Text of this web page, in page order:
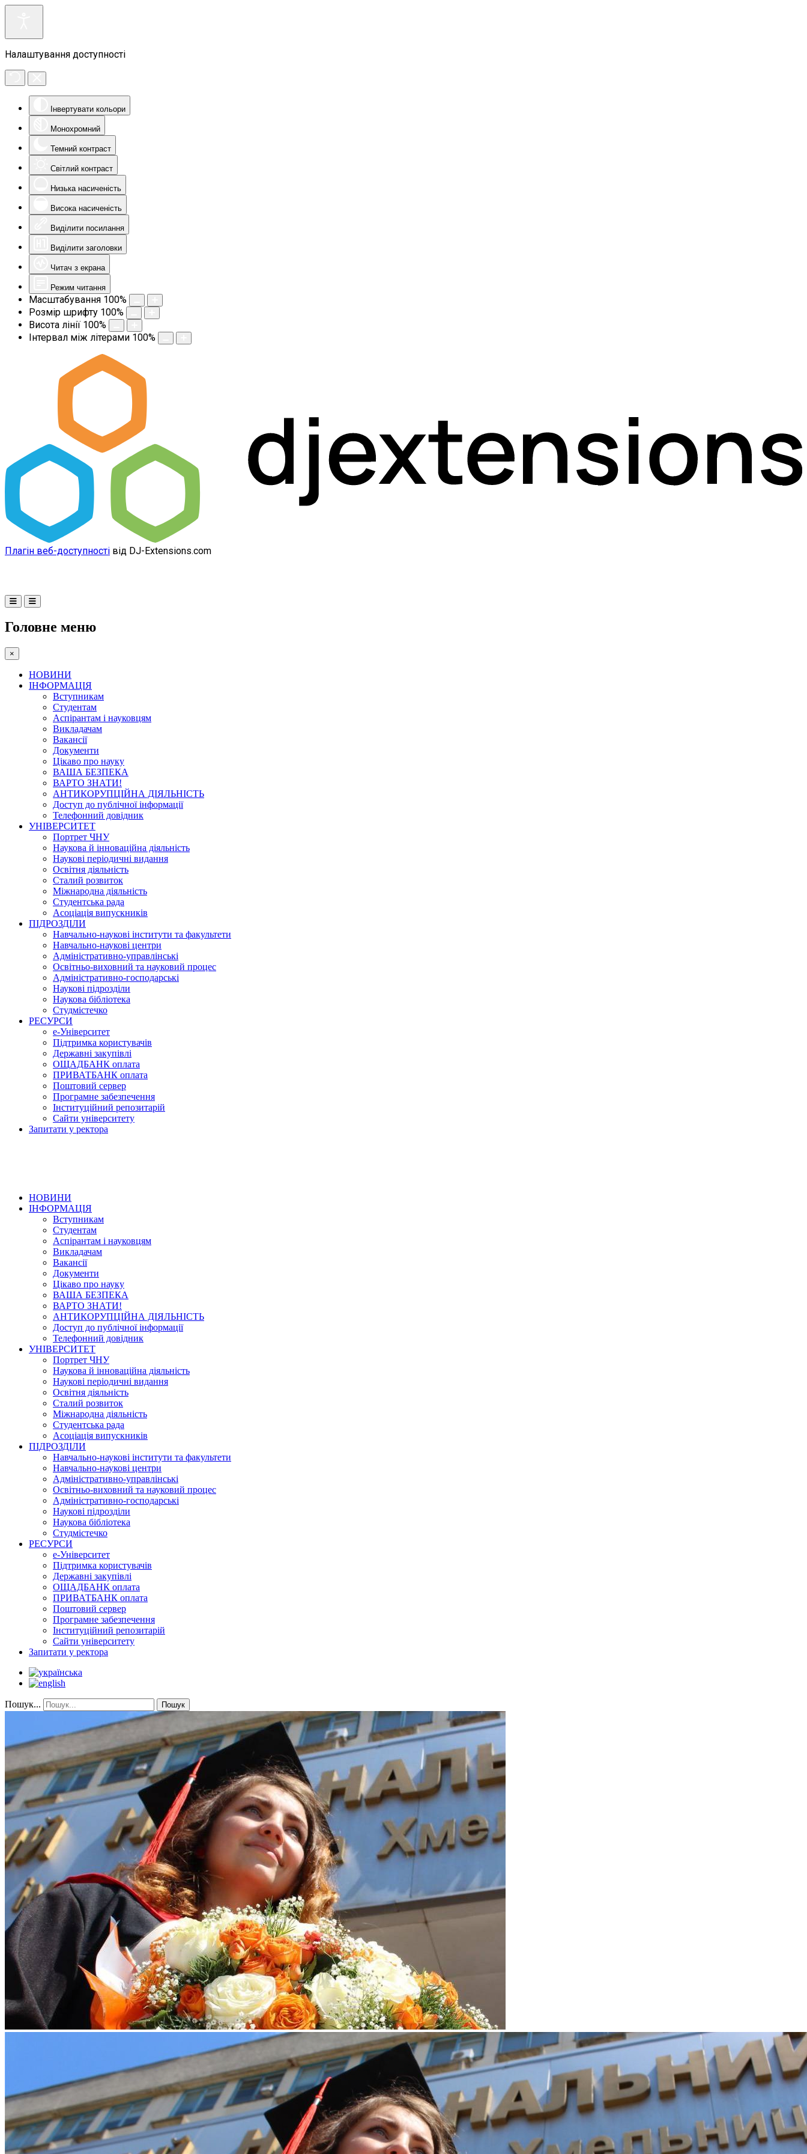
Налаштування доступності
Інвертувати кольори
Монохромний
Темний контраст
Світлий контраст
Низька насиченість
Висока насиченість
Виділити посилання
Виділити заголовки
Читач з екрана
Режим читання
Масштабування 100%
Розмір шрифту 100%
Висота лінії 100%
Інтервал між літерами 100%
Плагін веб-доступності від DJ-Extensions.com
Головне меню
×
НОВИНИ
ІНФОРМАЦІЯ
Вступникам
Студентам
Аспірантам і науковцям
Викладачам
Вакансії
Документи
Цікаво про науку
ВАША БЕЗПЕКА
ВАРТО ЗНАТИ!
АНТИКОРУПЦІЙНА ДІЯЛЬНІСТЬ
Доступ до публічної інформації
Телефонний довідник
УНІВЕРСИТЕТ
Портрет ЧНУ
Наукова й інноваційна діяльність
Наукові періодичні видання
Освітня діяльність
Сталий розвиток
Міжнародна діяльність
Студентська рада
Асоціація випускників
ПІДРОЗДІЛИ
Навчально-наукові інститути та факультети
Навчально-наукові центри
Адміністративно-управлінські
Освітньо-виховний та науковий процес
Адміністративно-господарські
Наукові підрозділи
Наукова бібліотека
Студмістечко
РЕСУРСИ
е-Університет
Підтримка користувачів
Державні закупівлі
ОЩАДБАНК оплата
ПРИВАТБАНК оплата
Поштовий сервер
Програмне забезпечення
Інституційний репозитарій
Сайти університету
Запитати у ректора
НОВИНИ
ІНФОРМАЦІЯ
Вступникам
Студентам
Аспірантам і науковцям
Викладачам
Вакансії
Документи
Цікаво про науку
ВАША БЕЗПЕКА
ВАРТО ЗНАТИ!
АНТИКОРУПЦІЙНА ДІЯЛЬНІСТЬ
Доступ до публічної інформації
Телефонний довідник
УНІВЕРСИТЕТ
Портрет ЧНУ
Наукова й інноваційна діяльність
Наукові періодичні видання
Освітня діяльність
Сталий розвиток
Міжнародна діяльність
Студентська рада
Асоціація випускників
ПІДРОЗДІЛИ
Навчально-наукові інститути та факультети
Навчально-наукові центри
Адміністративно-управлінські
Освітньо-виховний та науковий процес
Адміністративно-господарські
Наукові підрозділи
Наукова бібліотека
Студмістечко
РЕСУРСИ
е-Університет
Підтримка користувачів
Державні закупівлі
ОЩАДБАНК оплата
ПРИВАТБАНК оплата
Поштовий сервер
Програмне забезпечення
Інституційний репозитарій
Сайти університету
Запитати у ректора
Пошук... Пошук